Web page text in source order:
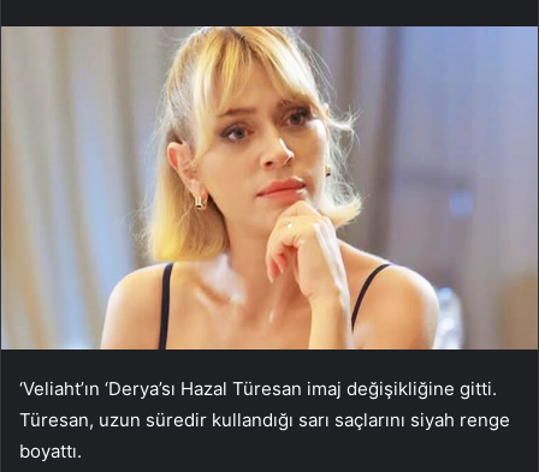
‘Veliaht’ın ‘Derya’sı Hazal Türesan imaj değişikliğine gitti.
Türesan, uzun süredir kullandığı sarı saçlarını siyah renge
boyattı.